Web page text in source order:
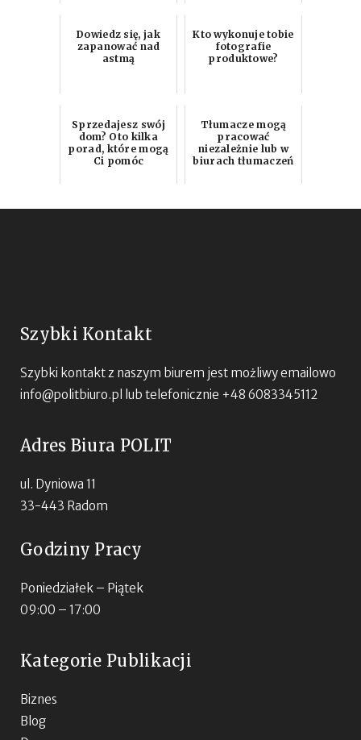
Dowiedz się, jak
zapanować nad
astmą
Kto wykonuje tobie
fotografie
produktowe?
Sprzedajesz swój
dom? Oto kilka
porad, które mogą
Ci pomóc
Tłumacze mogą
pracować
niezależnie lub w
biurach tłumaczeń
Szybki Kontakt
Szybki kontakt z naszym biurem jest możliwy emailowo
info@politbiuro.pl
lub telefonicznie +48 6083345112
Adres Biura POLIT
ul. Dyniowa 11
33-443 Radom
Godziny Pracy
Poniedziałek – Piątek
09:00 – 17:00
Kategorie Publikacji
Biznes
Blog